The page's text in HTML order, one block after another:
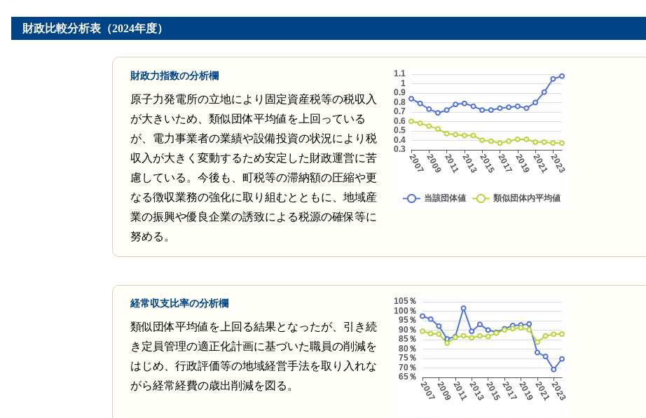
財政比較分析表（2024年度）
財政力指数の分析欄
原子力発電所の立地により固定資産税等の税収入
が大きいため、類似団体平均値を上回っている
が、電力事業者の業績や設備投資の状況により税
収入が大きく変動するため安定した財政運営に苦
慮している。今後も、町税等の滞納額の圧縮や更
なる徴収業務の強化に取り組むとともに、地域産
業の振興や優良企業の誘致による税源の確保等に
努める。
経常収支比率の分析欄
類似団体平均値を上回る結果となったが、引き続
き定員管理の適正化計画に基づいた職員の削減を
はじめ、行政評価等の地域経営手法を取り入れな
がら経常経費の歳出削減を図る。